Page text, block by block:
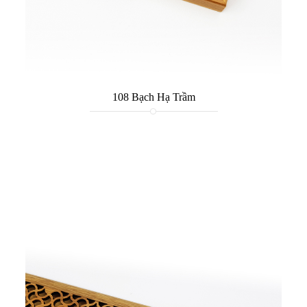
108 Bạch Hạ Trầm